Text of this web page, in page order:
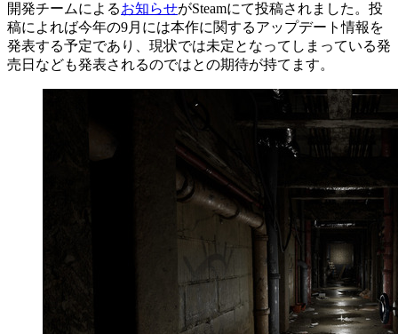
開発チームによるお知らせがSteamにて投稿されました。投
稿によれば今年の9月には本作に関するアップデート情報を
発表する予定であり、現状では未定となってしまっている発
売日なども発表されるのではとの期待が持てます。